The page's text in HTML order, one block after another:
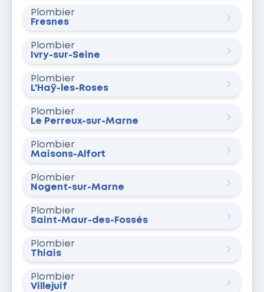
Plombier
Fresnes
Plombier
Ivry-sur-Seine
Plombier
L'Haÿ-les-Roses
Plombier
Le Perreux-sur-Marne
Plombier
Maisons-Alfort
Plombier
Nogent-sur-Marne
Plombier
Saint-Maur-des-Fossés
Plombier
Thiais
Plombier
Villejuif